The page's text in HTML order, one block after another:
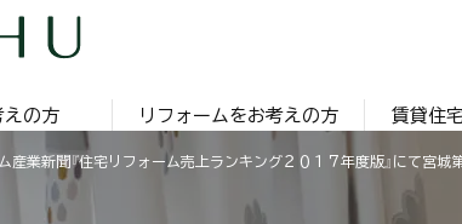
の方 リフォームをお考えの方 賃貸住
産業新聞『住宅リフォーム売上ランキング２０１７年度版』にて宮城第